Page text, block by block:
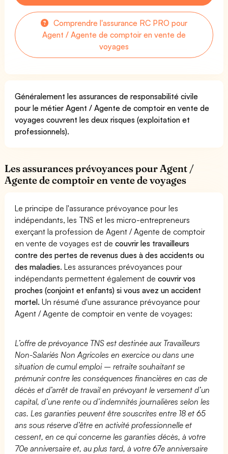
Comprendre l'assurance RC PRO pour
Agent / Agente de comptoir en vente de
voyages
Généralement les assurances de responsabilité civile
pour le métier Agent / Agente de comptoir en vente de
voyages couvrent les deux risques (exploitation et
professionnels).
Les assurances prévoyances pour Agent /
Agente de comptoir en vente de voyages
Le principe de l'assurance prévoyance pour les
indépendants, les TNS et les micro-entrepreneurs
exerçant la profession de Agent / Agente de comptoir
en vente de voyages est decouvrir les travailleurs
contre des pertes de revenus dues à des accidents ou
des maladies. Les assurances prévoyances pour
indépendants permettent également decouvrir vos
proches (conjoint et enfants) si vous avez un accident
mortel. Un résumé d'une assurance prévoyance pour
Agent / Agente de comptoir en vente de voyages:
L’offre de prévoyance TNS est destinée aux Travailleurs
Non-Salariés Non Agricoles en exercice ou dans une
situation de cumul emploi – retraite souhaitant se
prémunir contre les conséquences financières en cas de
décès et d’arrêt de travail en prévoyant le versement d’un
capital, d’une rente ou d’indemnités journalières selon les
cas. Les garanties peuvent être souscrites entre 18 et 65
ans sous réserve d’être en activité professionnelle et
cessent, en ce qui concerne les garanties décès, à votre
70e anniversaire et, au plus tard, à votre 67e anniversaire